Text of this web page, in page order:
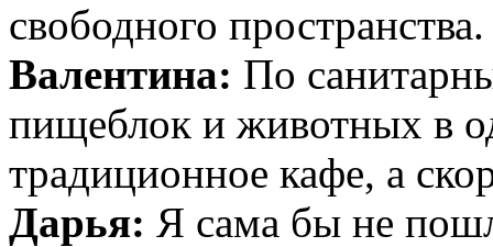
свободного пространства.
Валентина: По
пищеблок и животных в
традиционное кафе, а
Дарья: Я сама бы не